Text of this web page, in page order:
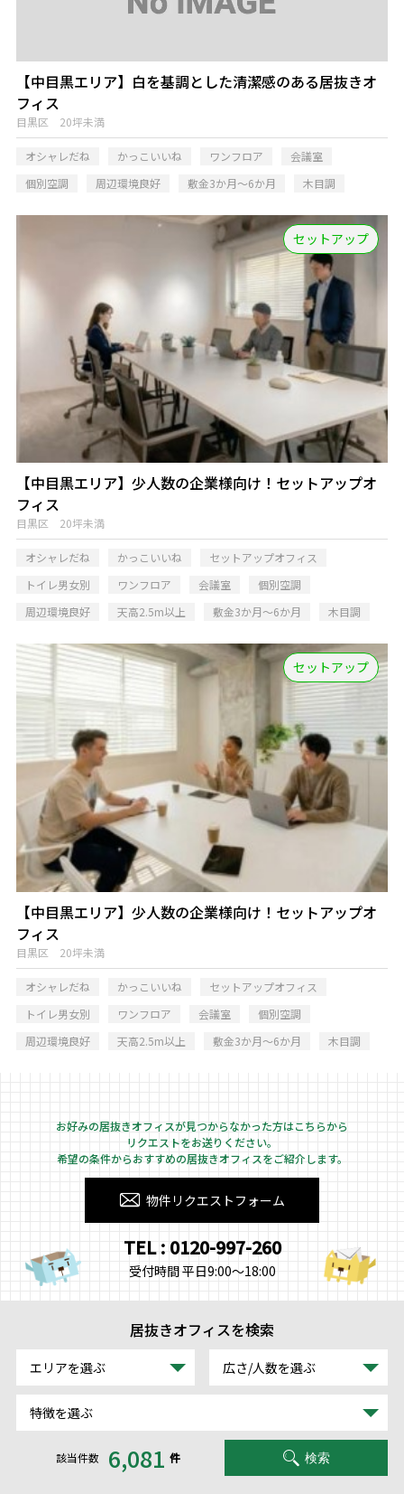
【中目黒エリア】白を基調とした清潔感のある居抜きオ
フィス
目黒区 20坪未満
オシャレだね かっこいいね ワンフロア
会議室
個別空調
周辺環境良好 敷金3か月～6か月 木目調
セットアップ
【中目黒エリア】少人数の企業様向け！セットアップオ
フィス
目黒区 20坪未満
オシャレだね かっこいいね
セットアップオフィス
トイレ男女別
ワンフロア 会議室
個別空調
周辺環境良好
天高2.5m以上 敷金3か月～6か月 木目調
セットアップ
【中目黒エリア】少人数の企業様向け！セットアップオ
フィス
目黒区 20坪未満
オシャレだね かっこいいね
セットアップオフィス
トイレ男女別
ワンフロア 会議室
個別空調
周辺環境良好
天高2.5m以上 敷金3か月～6か月 木目調
お好みの居抜きオフィスが見つからなかった方はこちらから
リクエストをお送りください。
希望の条件からおすすめの居抜きオフィスをご紹介します。
物件リクエストフォーム
TEL : 0120-997-260
受付時間 平日9:00～18:00
居抜きオフィスを検索
エリアを選ぶ 広さ/人数を選ぶ
特徴を選ぶ
該当件数 6,081 件 検索